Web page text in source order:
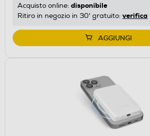
Acquisto online: disponibile
Ritiro in negozio in 30' gratuito: verifica
AGGIUNGI